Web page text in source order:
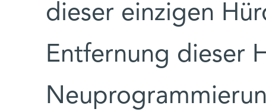
dieser einzigen
Entfernung dieser